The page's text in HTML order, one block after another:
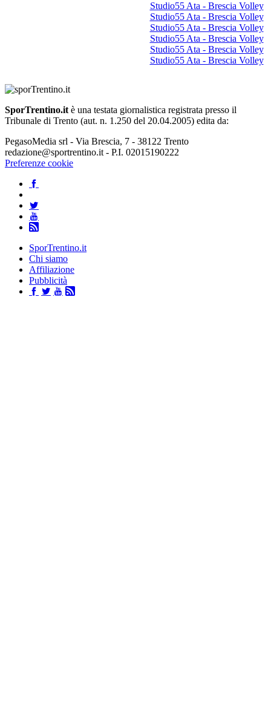
Studio55 Ata - Brescia Volley
Studio55 Ata - Brescia Volley
Studio55 Ata - Brescia Volley
Studio55 Ata - Brescia Volley
Studio55 Ata - Brescia Volley
Studio55 Ata - Brescia Volley
SporTrentino.it è una testata giornalistica registrata presso il
Tribunale di Trento (aut. n. 1.250 del 20.04.2005) edita da:
PegasoMedia srl - Via Brescia, 7 - 38122 Trento
redazione@sportrentino.it - P.I. 02015190222
Preferenze cookie
SporTrentino.it
Chi siamo
Affiliazione
Pubblicità